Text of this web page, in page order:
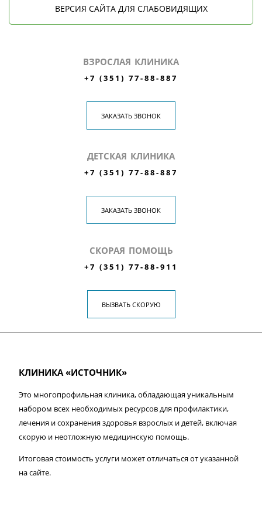
ВЕРСИЯ САЙТА ДЛЯ СЛАБОВИДЯЩИХ
ВЗРОСЛАЯ КЛИНИКА
+7 (351) 77-88-887
ЗАКАЗАТЬ ЗВОНОК
ДЕТСКАЯ КЛИНИКА
+7 (351) 77-88-887
ЗАКАЗАТЬ ЗВОНОК
СКОРАЯ ПОМОЩЬ
+7 (351) 77-88-911
ВЫЗВАТЬ СКОРУЮ
КЛИНИКА «ИСТОЧНИК»
Это многопрофильная клиника, обладающая уникальным
набором всех необходимых ресурсов для профилактики,
лечения и сохранения здоровья взрослых и детей, включая
скорую и неотложную медицинскую помощь.
Итоговая стоимость услуги может отличаться от указанной
на сайте.